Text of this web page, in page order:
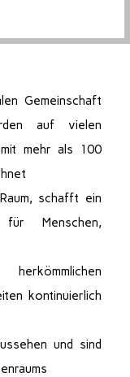
Gemeinschaft
auf vielen
mehr als 100
schafft ein
für Menschen,
kontinuierlich
und sind